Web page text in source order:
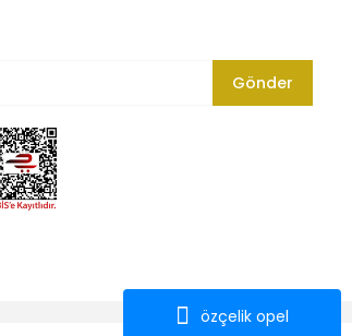
özçelik opel
Gönder